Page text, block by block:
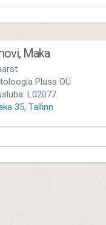
Maka
Pluss OÜ
L02077
35, Tallinn